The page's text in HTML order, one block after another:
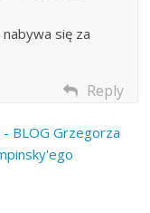
się za
Reply
BLOG Grzegorza